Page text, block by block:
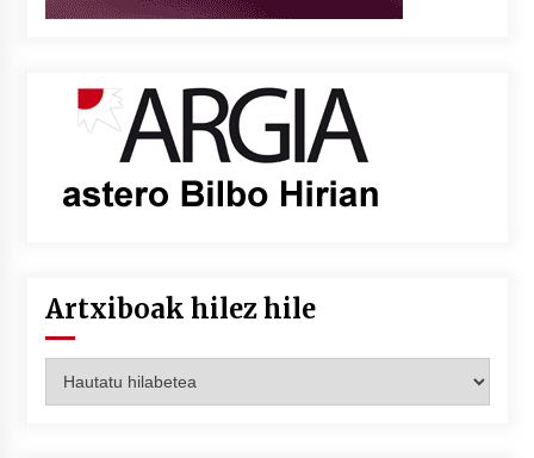
Artxiboak hilez hile
hilez